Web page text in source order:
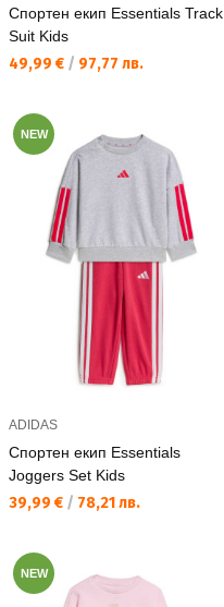
Спортен екип Essentials Track
Suit Kids
Текуща цена:
49,99 € / 97,77 лв.
NEW
ADIDAS
Спортен екип Essentials
Joggers Set Kids
Текуща цена:
39,99 € / 78,21 лв.
NEW